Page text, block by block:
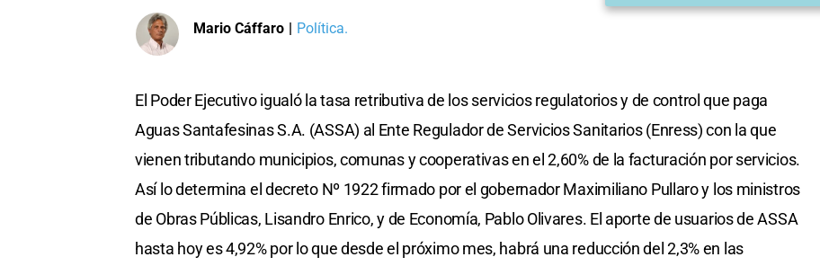
Mario Cáffaro Política.
El Poder Ejecutivo igualó la tasa retributiva de los servicios regulatorios y de control que paga
Aguas Santafesinas S.A. (ASSA) al Ente Regulador de Servicios Sanitarios (Enress) con la que
vienen tributando municipios, comunas y cooperativas en el 2,60% de la facturación por servicios.
Así lo determina el decreto Nº 1922 firmado por el gobernador Maximiliano Pullaro y los ministros
de Obras Públicas, Lisandro Enrico, y de Economía, Pablo Olivares. El aporte de usuarios de ASSA
hasta hoy es 4,92% por lo que desde el próximo mes, habrá una reducción del 2,3% en las